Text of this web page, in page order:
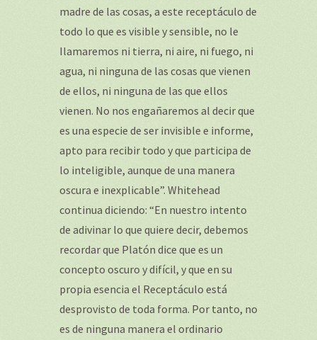
madre de las cosas, a este receptáculo de
todo lo que es visible y sensible, no le
Ilamaremos ni tierra, ni aire, ni fuego, ni
agua, ni ninguna de las cosas que vienen
de ellos, ni ninguna de las que ellos
vienen. No nos engañaremos al decir que
es una especie de ser invisible e informe,
apto para recibir todo y que participa de
lo inteligible, aunque de una manera
oscura e inexplicable”. Whitehead
continua diciendo: “En nuestro intento
de adivinar lo que quiere decir, debemos
recordar que Platón dice que es un
concepto oscuro y difícil, y que en su
propia esencia el Receptáculo está
desprovisto de toda forma. Por tanto, no
es de ninguna manera el ordinario